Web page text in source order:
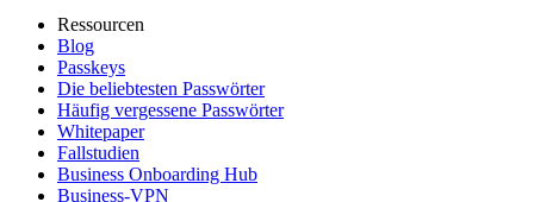
Ressourcen
Blog
Passkeys
Die beliebtesten Passwörter
Häufig vergessene Passwörter
Whitepaper
Fallstudien
Business Onboarding Hub
Business-VPN